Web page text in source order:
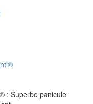
: Superbe panicule